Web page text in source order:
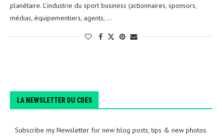
planétaire. L’industrie du sport business (actionnaires, sponsors,
médias, équipementiers, agents, …
LA NEWSLETTER DU CDES
Subscribe my Newsletter for new blog posts, tips & new photos.